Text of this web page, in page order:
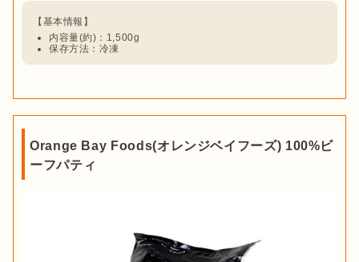
内容量(約)：1,500g
保存方法：冷凍
Orange Bay Foods(オレンジベイフーズ) 100%ビ
ーフパティ